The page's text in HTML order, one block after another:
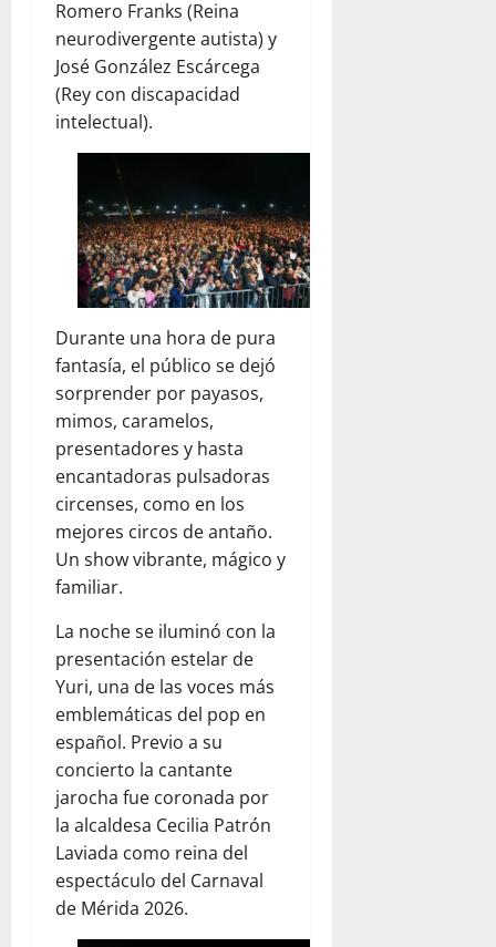
Romero Franks (Reina
neurodivergente autista) y
José González Escárcega
(Rey con discapacidad
intelectual).
Durante una hora de pura
fantasía, el público se dejó
sorprender por payasos,
mimos, caramelos,
presentadores y hasta
encantadoras pulsadoras
circenses, como en los
mejores circos de antaño.
Un show vibrante, mágico y
familiar.
La noche se iluminó con la
presentación estelar de
Yuri, una de las voces más
emblemáticas del pop en
español. Previo a su
concierto la cantante
jarocha fue coronada por
la alcaldesa Cecilia Patrón
Laviada como reina del
espectáculo del Carnaval
de Mérida 2026.